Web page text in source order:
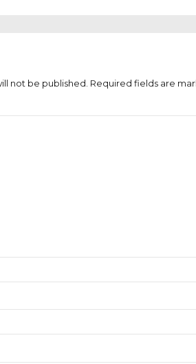
not be published. Required fields are